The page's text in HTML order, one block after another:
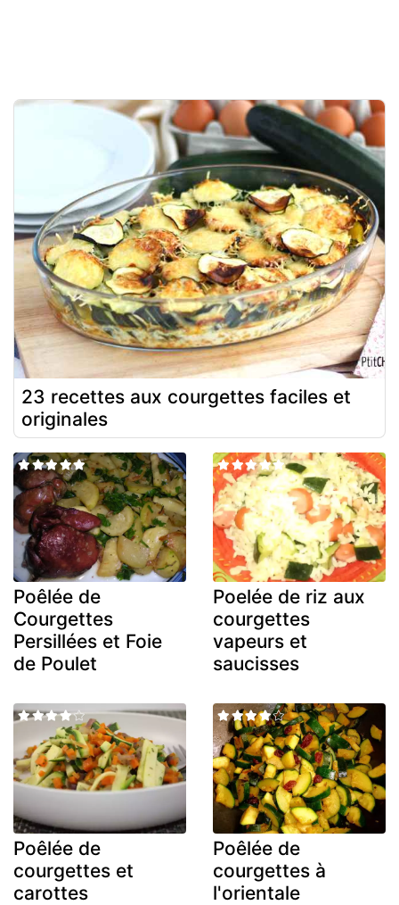
23 recettes aux courgettes faciles et
originales
Poêlée de
Courgettes
Persillées et Foie
de Poulet
Poelée de riz aux
courgettes
vapeurs et
saucisses
Poêlée de
courgettes et
carottes
Poêlée de
courgettes à
l'orientale